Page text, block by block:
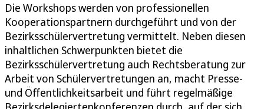
Die Workshops werden von professionellen
Kooperationspartnern durchgeführt und von der
Bezirksschülervertretung vermittelt. Neben diesen
inhaltlichen Schwerpunkten bietet die
Bezirksschülervertretung auch Rechtsberatung zur
Arbeit von Schülervertretungen an, macht Presse-
und Öffentlichkeitsarbeit und führt regelmäßige